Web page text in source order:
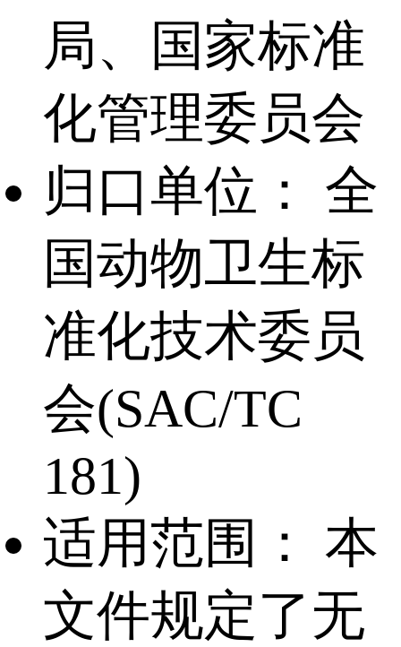
局、国家标准
化管理委员会
归口单位：
全
国动物卫生标
准化技术委员
会(SAC/TC
181)
适用范围：
本
文件规定了无